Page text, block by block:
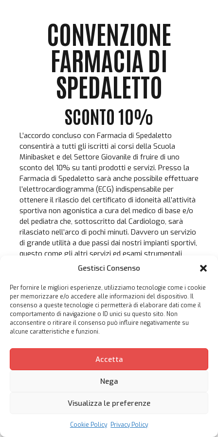
Gestisci Consenso
Per fornire le migliori esperienze, utilizziamo tecnologie come i cookie
per memorizzare e/o accedere alle informazioni del dispositivo. Il
consenso a queste tecnologie ci permetterà di elaborare dati come il
comportamento di navigazione o ID unici su questo sito. Non
acconsentire o ritirare il consenso può influire negativamente su
alcune caratteristiche e funzioni.
Accetta
Nega
Visualizza le preferenze
Cookie Policy Privacy Policy
CONVENZIONE
FARMACIA DI
SPEDALETTO
SCONTO 10%
L’accordo concluso con Farmacia di Spedaletto
consentirà a tutti gli iscritti ai corsi della Scuola
Minibasket e del Settore Giovanile di fruire di uno
sconto del 10% su tanti prodotti e servizi. Presso la
Farmacia di Spedaletto sarà anche possibile effettuare
l’elettrocardiogramma (ECG) indispensabile per
ottenere il rilascio del certificato di idoneità all’attività
sportiva non agonistica a cura del medico di base e/o
del pediatra che, sottoscritto dal Cardiologo, sarà
rilasciato nell’arco di pochi minuti. Davvero un servizio
di grande utilità a due passi dai nostri impianti sportivi,
questo come gli altri servizi ed esami strumentali
(holter cardiaco e pressorio, test streptococco, tra gli
farmaciaspedaletto.it e l’app Farmacia Spedaletto
disponibile su Google Play e App Store e disponibili
ovviamente anche per i familiari dei nostri atleti.
Maggiori informazioni sono disponibili nella sezione
convenzioni e sconti del sito basketsancasciano.it